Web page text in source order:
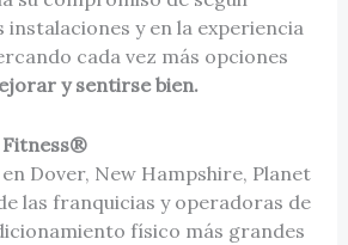
y en la experiencia
cada vez más opciones
y sentirse bien.
Fitness®
Dover, New Hampshire, Planet
las franquicias y operadoras de
físico más grandes